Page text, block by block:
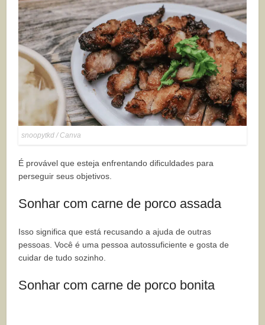
snoopytkd / Canva
É provável que esteja enfrentando dificuldades para
perseguir seus objetivos.
Sonhar com carne de porco assada
Isso significa que está recusando a ajuda de outras
pessoas. Você é uma pessoa autossuficiente e gosta de
cuidar de tudo sozinho.
Sonhar com carne de porco bonita